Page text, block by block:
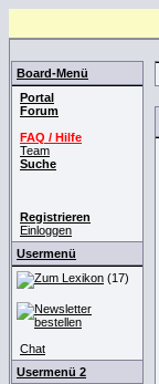
Board-Menü
Portal
Forum
FAQ / Hilfe
Team
Suche
Registrieren
Einloggen
Usermenü
(17)
Chat
Usermenü 2